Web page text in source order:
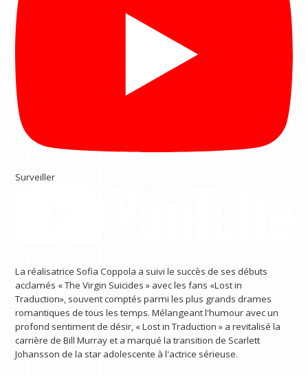
Surveiller
La réalisatrice Sofia Coppola a suivi le succès de ses débuts
acclamés « The Virgin Suicides » avec les fans «Lost in
Traduction», souvent comptés parmi les plus grands drames
romantiques de tous les temps. Mélangeant l'humour avec un
profond sentiment de désir, « Lost in Traduction » a revitalisé la
carrière de Bill Murray et a marqué la transition de Scarlett
Johansson de la star adolescente à l'actrice sérieuse.